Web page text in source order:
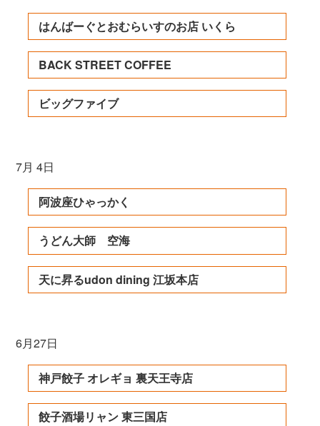
はんばーぐとおむらいすのお店 いくら
BACK STREET COFFEE
ビッグファイブ
7月 4日
阿波座ひゃっかく
うどん大師 空海
天に昇るudon dining 江坂本店
6月27日
神戸餃子 オレギョ 裏天王寺店
餃子酒場リャン 東三国店